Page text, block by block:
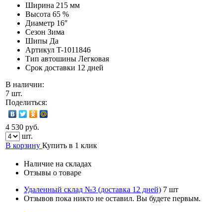
Ширина 215 мм
Высота 65 %
Диаметр 16″
Сезон Зима
Шипы Да
Артикул T-1011846
Тип автошины Легковая
Срок доставки 12 дней
В наличии:
7 шт.
Поделиться:
4 530 руб.
шт.
В корзину Купить в 1 клик
Наличие на складах
Отзывы о товаре
Удаленный склад №3 (доставка 12 дней) 7 шт
Отзывов пока никто не оставил. Вы будете первым.